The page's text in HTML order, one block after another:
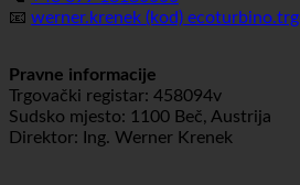
📞 +43 699 18180000
Pravne informacije
Trgovački registar: 458094v
Sudsko mjesto: 1100 Beč, Austrija